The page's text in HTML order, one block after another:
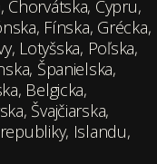
Chorvátska, Cypru,
Fínska, Grécka,
Lotyšska, Poľska,
Španielska,
Belgicka,
Švajčiarska,
Islandu,